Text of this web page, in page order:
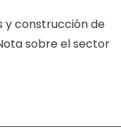
y construcción de
sobre el sector